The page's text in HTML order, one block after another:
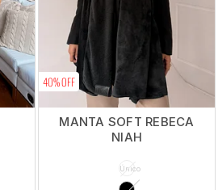
40% OFF
MANTA SOFT REBECA
NIAH
Único